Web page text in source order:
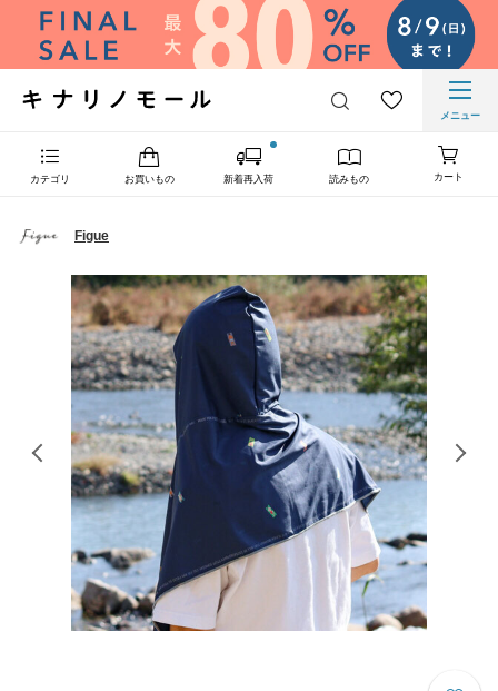
メニュー
カテゴリ お買いもの 新着再入荷 読みもの カート
Figue